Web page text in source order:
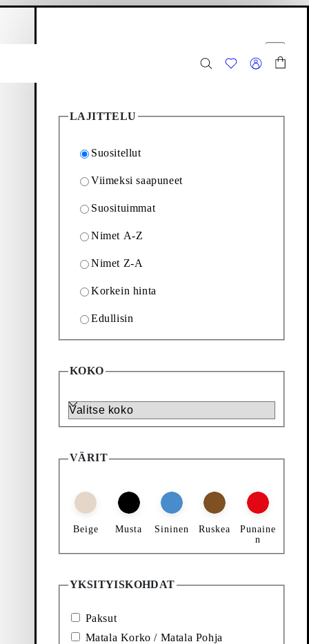
kaikkea nykyaikaisista
Alex M Loaferit
Hinta:
160€
LAJITTELU
Suositellut
Viimeksi saapuneet
Suosituimmat
Nimet A-Z
Nimet Z-A
Korkein hinta
Edullisin
KOKO
Koko
VÄRIT
Beige Musta Sininen Ruskea
Punaine
n
YKSITYISKOHDAT
Paksut
Matala Korko / Matala Pohja
26Tuotetta